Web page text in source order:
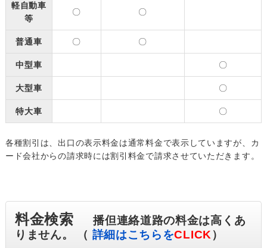
軽自動車
等
〇 〇
普通車 〇 〇
中型車 〇
大型車 〇
特大車 〇
各種割引は、出口の表示料金は通常料金で表示していますが、カ
ード会社からの請求時には割引料金で請求させていただきます。
料金検索播但連絡道路の料金は高くあ
りません。 （ 詳細はこちらをCLICK ）